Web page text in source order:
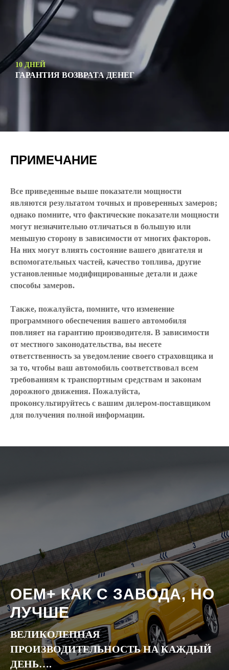
10 ДНЕЙ
ГАРАНТИЯ ВОЗВРАТА ДЕНЕГ
ПРИМЕЧАНИЕ
Все приведенные выше показатели мощности
являются результатом точных и проверенных замеров;
однако помните, что фактические показатели мощности
могут незначительно отличаться в большую или
меньшую сторону в зависимости от многих факторов.
На них могут влиять состояние вашего двигателя и
вспомогательных частей, качество топлива, другие
установленные модифицированные детали и даже
способы замеров.
Также, пожалуйста, помните, что изменение
программного обеспечения вашего автомобиля
повлияет на гарантию производителя. В зависимости
от местного законодательства, вы несете
ответственность за уведомление своего страховщика и
за то, чтобы ваш автомобиль соответствовал всем
требованиям к транспортным средствам и законам
дорожного движения. Пожалуйста,
проконсультируйтесь с вашим дилером-поставщиком
для получения полной информации.
OEM+ КАК С ЗАВОДА, НО
ЛУЧШЕ
ВЕЛИКОЛЕПНАЯ
ПРОИЗВОДИТЕЛЬНОСТЬ НА КАЖДЫЙ
ДЕНЬ….